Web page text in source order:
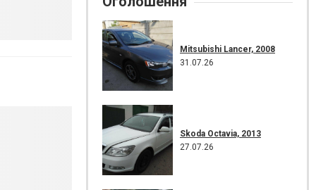
Mitsubishi Lancer, 2008
31.07.26
Skoda Octavia, 2013
27.07.26